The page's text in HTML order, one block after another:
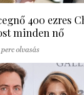
400 ezres
minden nő
olvasás